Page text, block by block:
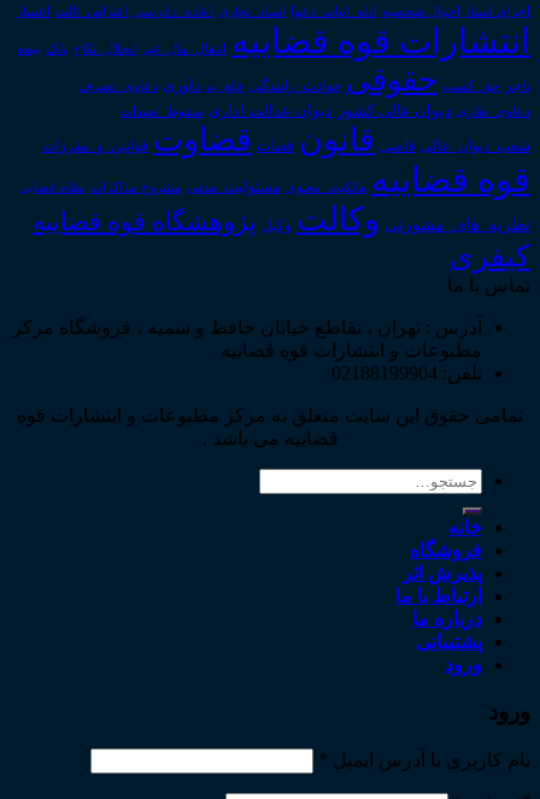
اجرای اسناد احوال شخصیه ادله_اثبات_دعوا اسناد_تجاری اعاده_دادرسی اعتراض_ثالث اعسار
انتشارات قوه قضاییه انتقال_مال_غیر انحلال_نکاح بانک بیمه
تاجر حق_کسب حقوقی حوادث_رانندگی خلع_ید داوری دعاوی_تصرف
دعاوی_طاری دیوان عالی کشور دیوان عدالت اداری سقوط_تعهدات
شعب_دیوان_عالی قاضی قانون قضات قضاوت قوانین_و_مقررات
قوه قضاییه مالکیت_معنوی مسئولیت_مدنی مشروح مذاکرات نظام قضایی
نظریه_های_مشورتی وکالت وکیل پژوهشگاه قوه قضاییه
کیفری
تماس با ما
آدرس : تهران ، تقاطع خیابان حافظ و سمیه ، فروشگاه مرکز
مطبوعات و انتشارات قوه قضاییه
تلفن: 02188199904
تمامی حقوق این سایت متعلق به مرکز مطبوعات و انتشارات قوه
قضاییه می باشد .
جستجو
خانه
فروشگاه
پذیرش اثر
ارتباط با ما
درباره ما
پشتیبانی
ورود
ورود
نام کاربری یا آدرس ایمیل *